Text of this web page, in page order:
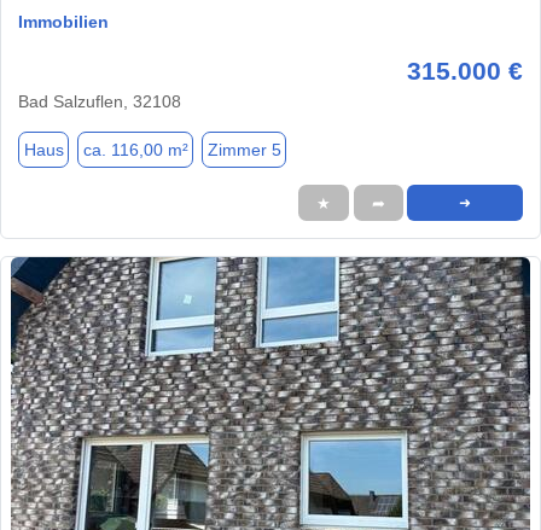
Immobilien
315.000 €
Bad Salzuflen, 32108
Haus ca. 116,00 m² Zimmer 5
★ ➦ ➜